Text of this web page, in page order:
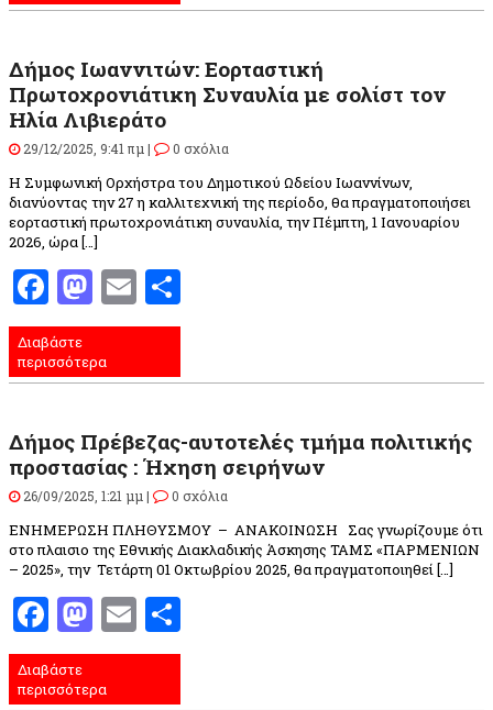
Δήμος Ιωαννιτών: Εορταστική
Πρωτοχρονιάτικη Συναυλία με σολίστ τον
Ηλία Λιβιεράτο
29/12/2025, 9:41 πμ | 0 σχόλια
Η Συμφωνική Ορχήστρα του Δημοτικού Ωδείου Ιωαννίνων,
διανύοντας την 27 η καλλιτεχνική της περίοδο, θα πραγματοποιήσει
εορταστική πρωτοχρονιάτικη συναυλία, την Πέμπτη, 1 Ιανουαρίου
2026, ώρα […]
Facebook
Mastodon
Email
Διαβάστε
περισσότερα
Δήμος Πρέβεζας-αυτοτελές τμήμα πολιτικής
προστασίας : Ήχηση σειρήνων
26/09/2025, 1:21 μμ | 0 σχόλια
ΕΝΗΜΕΡΩΣΗ ΠΛΗΘΥΣΜΟΥ – ΑΝΑΚΟΙΝΩΣΗ Σας γνωρίζουμε ότι
στο πλαισιο της Εθνικής Διακλαδικής Άσκησης ΤΑΜΣ «ΠΑΡΜΕΝΙΩΝ
– 2025», την Τετάρτη 01 Οκτωβρίου 2025, θα πραγματοποιηθεί […]
Facebook
Mastodon
Email
Διαβάστε
περισσότερα